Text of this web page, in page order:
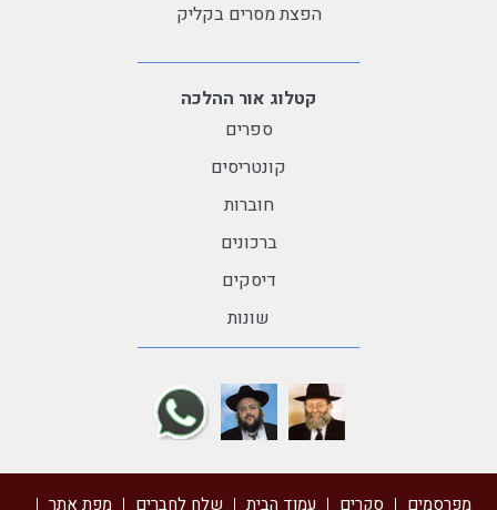
הפצת מסרים בקליק
קטלוג אור ההלכה
ספרים
קונטריסים
חוברות
ברכונים
דיסקים
שונות
מפרסמים סקרים עמוד הבית שלח לחברים מפת אתר